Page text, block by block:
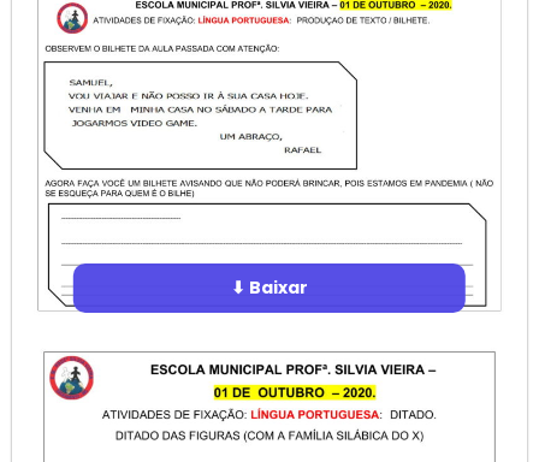
⬇ Baixar